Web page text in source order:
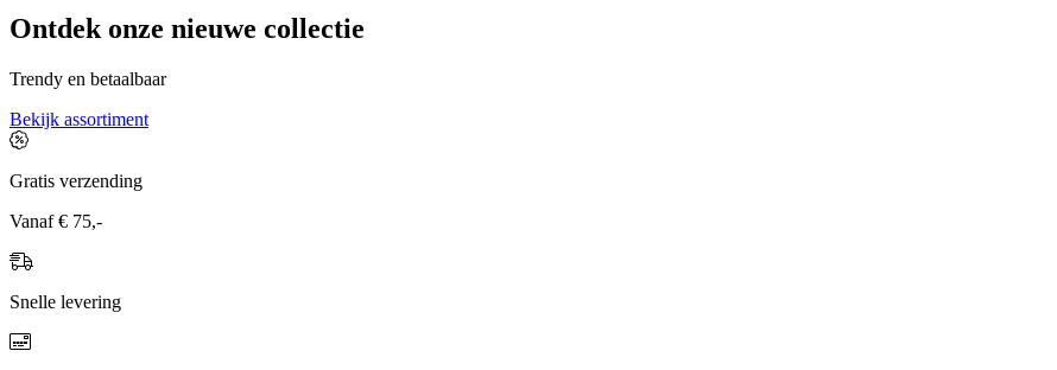
Ontdek onze nieuwe collectie
Trendy en betaalbaar
Bekijk assortiment
Gratis verzending
Vanaf € 75,-
Snelle levering